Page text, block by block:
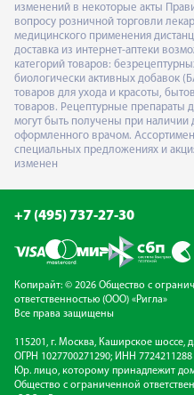
изменений в некоторые акты
вопросу розничной торговли
медицинского применения
доставка из интернет-аптеки
категорий товаров:
биологически активных добавок
товаров для ухода и красоты,
товаров. Рецептурные препараты
могут быть получены при наличии
оформленного врачом.
специальных предложениях и
изменен
+7 (495) 737-27-30
Копирайт: © 2026 Общество с
ответственностью (ООО) «Ригла»
Все права защищены
115201, г. Москва, Каширское шоссе, д.
ОГРН 1027700271290; ИНН 7724211288
Юр. лицо, которому принадлежит
Общество с ограниченной